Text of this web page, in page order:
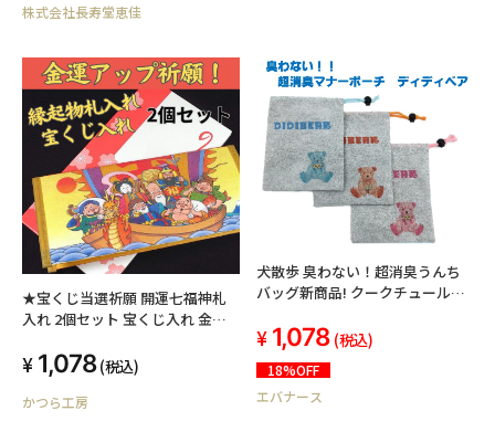
株式会社長寿堂恵佳
★宝くじ当選祈願 開運七福神札
入れ 2個セット 宝くじ入れ 金運
1,078 (税込)
かつら工房
犬散歩 臭わない！超消臭うんち
バッグ新商品! クークチュール超
1,078 (税込)
18%OFF
エバナース